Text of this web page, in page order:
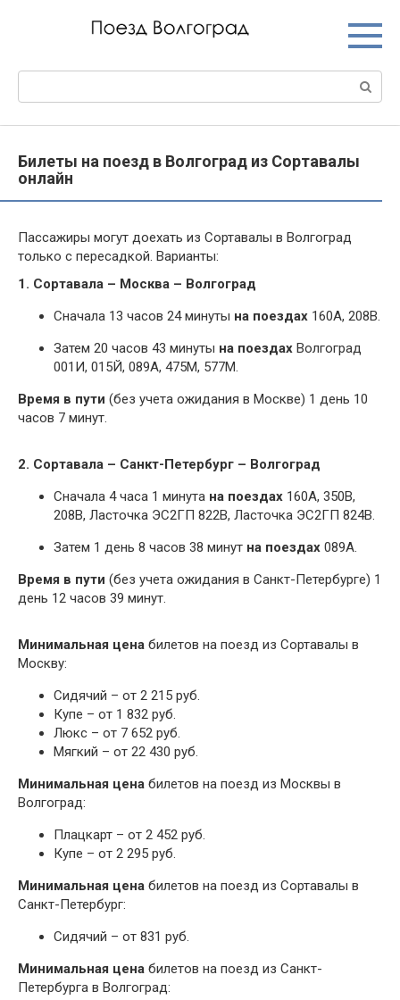
Билеты на поезд в Волгоград из Сортавалы
онлайн
Пассажиры могут доехать из Сортавалы в Волгоград
только с пересадкой. Варианты:
1. Сортавала – Москва – Волгоград
Сначала 13 часов 24 минуты на поездах 160А, 208В.
Затем 20 часов 43 минуты на поездах Волгоград
001И, 015Й, 089А, 475М, 577М.
Время в пути (без учета ожидания в Москве) 1 день 10
часов 7 минут.
2. Сортавала – Санкт-Петербург – Волгоград
Сначала 4 часа 1 минута на поездах 160А, 350В,
208В, Ласточка ЭС2ГП 822В, Ласточка ЭС2ГП 824В.
Затем 1 день 8 часов 38 минут на поездах 089А.
Время в пути (без учета ожидания в Санкт-Петербурге) 1
день 12 часов 39 минут.
Минимальная цена билетов на поезд из Сортавалы в
Москву:
Сидячий – от 2 215 руб.
Купе – от 1 832 руб.
Люкс – от 7 652 руб.
Мягкий – от 22 430 руб.
Минимальная цена билетов на поезд из Москвы в
Волгоград:
Плацкарт – от 2 452 руб.
Купе – от 2 295 руб.
Минимальная цена билетов на поезд из Сортавалы в
Санкт-Петербург:
Сидячий – от 831 руб.
Минимальная цена билетов на поезд из Санкт-
Петербурга в Волгоград: